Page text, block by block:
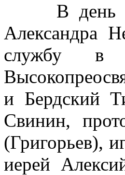
В день
Александра
службу в
и Бердский
Свинин,
(Григорьев),
иерей